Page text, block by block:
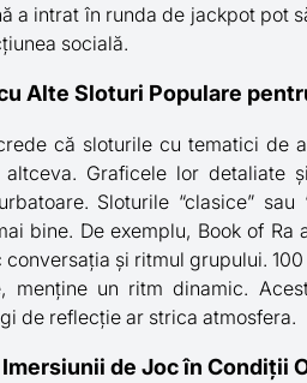
a intrat în runda de jackpot pot
socială.
Alte Sloturi Populare
că sloturile cu tematici de
altceva. Graficele lor
Sloturile “clasice”
bine. De exemplu, Book of
și ritmul grupului.
menține un ritm dinamic.
de reflecție ar strica atmosfera.
de Joc în Condiții